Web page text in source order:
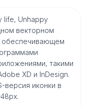
life, Unhappy
векторном
обеспечивающем
такими
XD и InDesign.
версия иконки в